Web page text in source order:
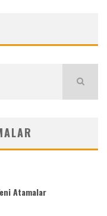
Atamalar